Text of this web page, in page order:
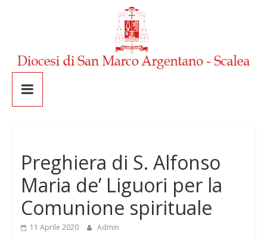
Preghiera di S. Alfonso
Maria de’ Liguori per la
Comunione spirituale
11 Aprile 2020 Admin